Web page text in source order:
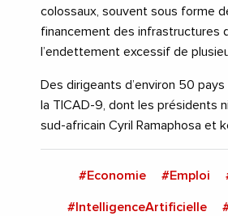
colossaux, souvent sous forme
financement des infrastructures
l’endettement excessif de
Des dirigeants d’environ 50
la TICAD-9, dont les présidents
sud-africain Cyril Ramaphosa et
#Economie #Emploi
#IntelligenceArtificielle